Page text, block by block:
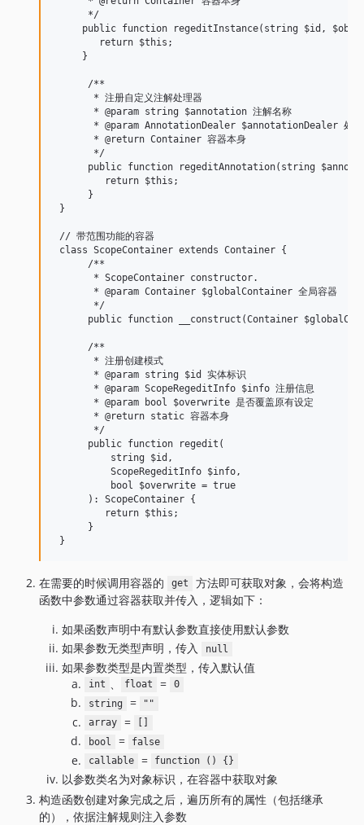
      */
public function regeditInstance(string $id,
        return $this;
     }
      /**
       * 注册自定义注解处理器
       * @param string $annotation 注解名称
* @param AnnotationDealer $annotationDealer 处理
       * @return Container 容器本身
       */
public function regeditAnnotation(string
         return $this;
      }
}
// 带范围功能的容器
class ScopeContainer extends Container {
      /**
       * ScopeContainer constructor.
       * @param Container $globalContainer 全局容器
       */
public function __construct(Container
      /**
       * 注册创建模式
       * @param string $id 实体标识
       * @param ScopeRegeditInfo $info 注册信息
       * @param bool $overwrite 是否覆盖原有设定
       * @return static 容器本身
       */
      public function regedit(
          string $id,
          ScopeRegeditInfo $info,
          bool $overwrite = true
      ): ScopeContainer {
         return $this;
      }
在需要的时候调用容器的 get
方法即可获取对象，会将构造
函数中参数通过容器获取并传入，逻辑如下：
如果函数声明中有默认参数直接使用默认参数
如果参数无类型声明，传入
null
如果参数类型是内置类型，传入默认值
int float =
0
string
=
""
array
=
bool
=
false
callable
= function () {}
以参数类名为对象标识，在容器中获取对象
构造函数创建对象完成之后，遍历所有的属性（包括继承
的），依据注解规则注入参数